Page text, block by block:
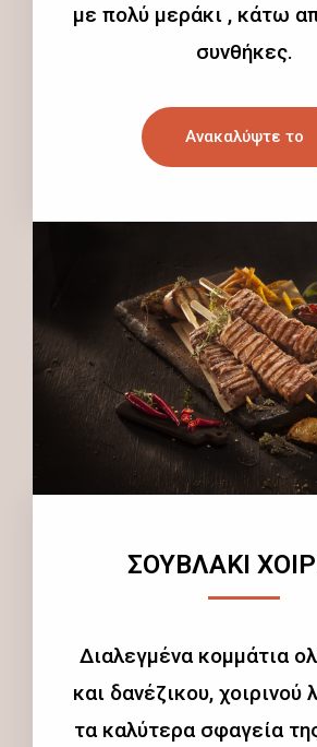
με πολύ μεράκι , κάτω
συνθήκες.
Ανακαλύψτε το
ΣΟΥΒΛΑΚΙ
Διαλεγμένα κομμάτια
και δανέζικου, χοιρινού
τα καλύτερα σφαγεία